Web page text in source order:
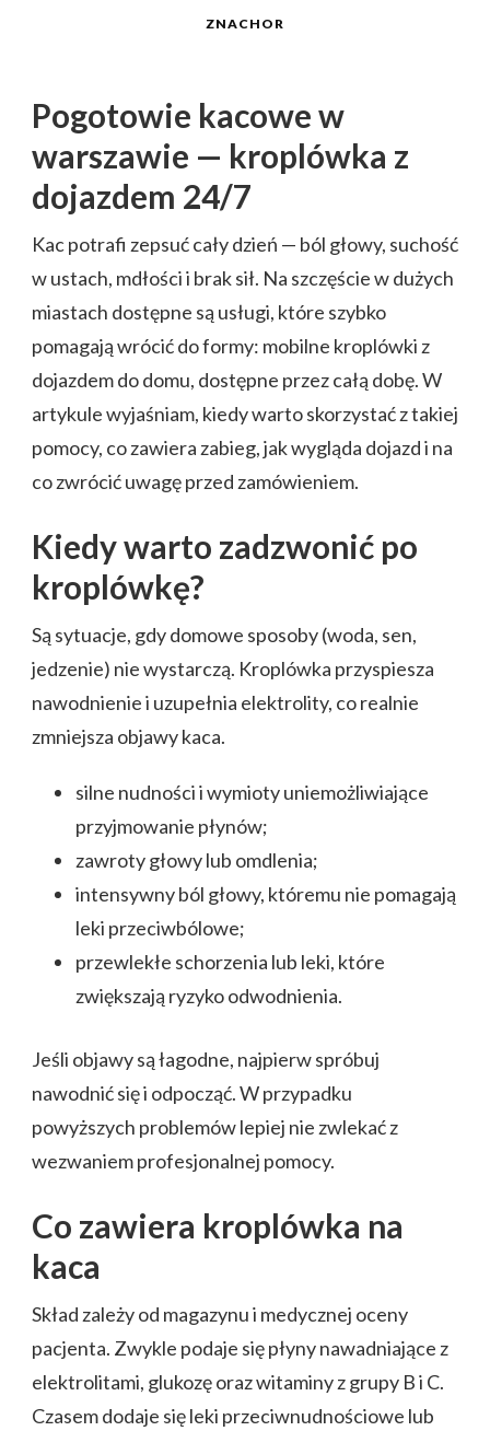
ZNACHOR
Pogotowie kacowe w
warszawie — kroplówka z
dojazdem 24/7
Kac potrafi zepsuć cały dzień — ból głowy, suchość
w ustach, mdłości i brak sił. Na szczęście w dużych
miastach dostępne są usługi, które szybko
pomagają wrócić do formy: mobilne kroplówki z
dojazdem do domu, dostępne przez całą dobę. W
artykule wyjaśniam, kiedy warto skorzystać z takiej
pomocy, co zawiera zabieg, jak wygląda dojazd i na
co zwrócić uwagę przed zamówieniem.
Kiedy warto zadzwonić po
kroplówkę?
Są sytuacje, gdy domowe sposoby (woda, sen,
jedzenie) nie wystarczą. Kroplówka przyspiesza
nawodnienie i uzupełnia elektrolity, co realnie
zmniejsza objawy kaca.
silne nudności i wymioty uniemożliwiające
przyjmowanie płynów;
zawroty głowy lub omdlenia;
intensywny ból głowy, któremu nie pomagają
leki przeciwbólowe;
przewlekłe schorzenia lub leki, które
zwiększają ryzyko odwodnienia.
Jeśli objawy są łagodne, najpierw spróbuj
nawodnić się i odpocząć. W przypadku
powyższych problemów lepiej nie zwlekać z
wezwaniem profesjonalnej pomocy.
Co zawiera kroplówka na
kaca
Skład zależy od magazynu i medycznej oceny
pacjenta. Zwykle podaje się płyny nawadniające z
elektrolitami, glukozę oraz witaminy z grupy B i C.
Czasem dodaje się leki przeciwnudnościowe lub